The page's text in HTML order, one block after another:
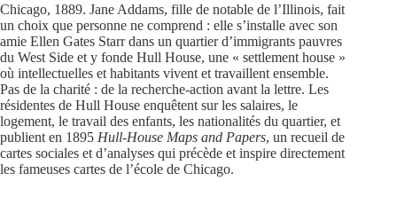
Chicago, 1889. Jane Addams, fille de notable de l’Illinois, fait
un choix que personne ne comprend : elle s’installe avec son
amie Ellen Gates Starr dans un quartier d’immigrants pauvres
du West Side et y fonde Hull House, une « settlement house »
où intellectuelles et habitants vivent et travaillent ensemble.
Pas de la charité : de la recherche-action avant la lettre. Les
résidentes de Hull House enquêtent sur les salaires, le
logement, le travail des enfants, les nationalités du quartier, et
publient en 1895 Hull-House Maps and Papers, un recueil de
cartes sociales et d’analyses qui précède et inspire directement
les fameuses cartes de l’école de Chicago.